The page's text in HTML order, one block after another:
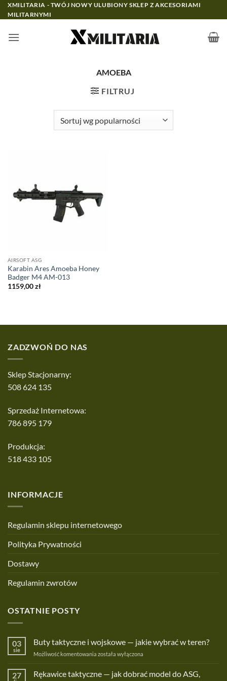
Przewiń
do
XMILITARIA - TWÓJ NOWY ULUBIONY SKLEP Z AKCESORIAMI
MILITARNYMI
AMOEBA
FILTRUJ
AIRSOFT ASG
Karabin Ares Amoeba Honey
Badger M4 AM-013
1159,00zł
ZADZWOŃ DO NAS
Sklep Stacjonarny:
508 624 135
Sprzedaż Internetowa:
786 895 179
Produkcja:
518 433 105
INFORMACJE
Regulamin sklepu internetowego
Polityka Prywatności
Dostawy
Regulamin zwrotów
OSTATNIE POSTY
03
sie
Buty taktyczne i wojskowe — jakie wybrać w teren?
Możliwość komentowania Buty
wojskowe
została wyłączona
27
Rękawice taktyczne — jak dobrać model do ASG,